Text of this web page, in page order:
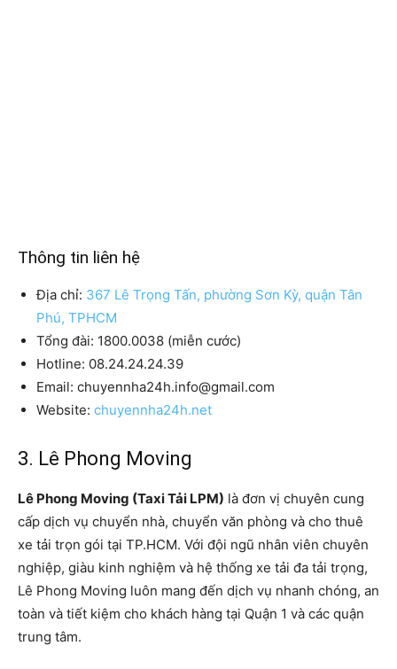
Thông tin liên hệ
Địa chỉ: 367 Lê Trọng Tấn, phường Sơn Kỳ, quận Tân
Phú, TPHCM
Tổng đài: 1800.0038 (miễn cước)
Hotline: 08.24.24.24.39
Email: chuyennha24h.info@gmail.com
Website: chuyennha24h.net
3. Lê Phong Moving
Lê Phong Moving (Taxi Tải LPM) là đơn vị chuyên cung
cấp dịch vụ chuyển nhà, chuyển văn phòng và cho thuê
xe tải trọn gói tại TP.HCM. Với đội ngũ nhân viên chuyên
nghiệp, giàu kinh nghiệm và hệ thống xe tải đa tải trọng,
Lê Phong Moving luôn mang đến dịch vụ nhanh chóng, an
toàn và tiết kiệm cho khách hàng tại Quận 1 và các quận
trung tâm.